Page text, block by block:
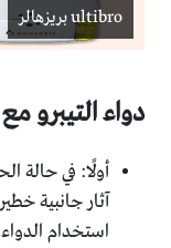
ultibro بريزهالر
دواء التيبرو
أولًا: في حالة
آثار جانبية
استخدام